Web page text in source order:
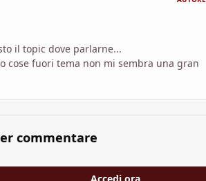
il topic dove parlarne...
cose fuori tema non mi sembra una gran
commentare